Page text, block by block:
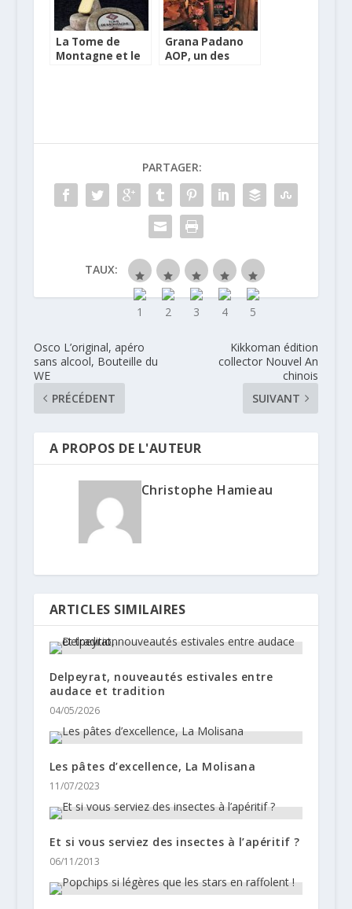
La Tome de
Montagne et le
Grana Padano
AOP, un des
PARTAGER:
TAUX:
Osco L’original, apéro
sans alcool, Bouteille du
WE
PRÉCÉDENT
Kikkoman édition
collector Nouvel An
chinois
SUIVANT
A PROPOS DE L'AUTEUR
Christophe Hamieau
ARTICLES SIMILAIRES
Delpeyrat, nouveautés estivales entre
audace et tradition
04/05/2026
Les pâtes d’excellence, La Molisana
11/07/2023
Et si vous serviez des insectes à l’apéritif ?
06/11/2013